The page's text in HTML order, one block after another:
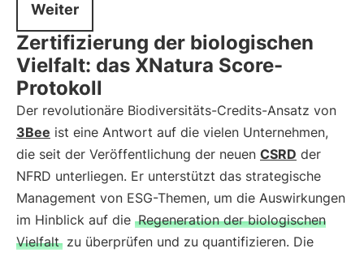
Weiter
Zertifizierung der biologischen
Vielfalt: das XNatura Score-
Protokoll
Der revolutionäre Biodiversitäts-Credits-Ansatz von
3Bee ist eine Antwort auf die vielen Unternehmen,
die seit der Veröffentlichung der neuen CSRD der
NFRD unterliegen. Er unterstützt das strategische
Management von ESG-Themen, um die Auswirkungen
im Hinblick auf die Regeneration der biologischen
Vielfalt zu überprüfen und zu quantifizieren. Die